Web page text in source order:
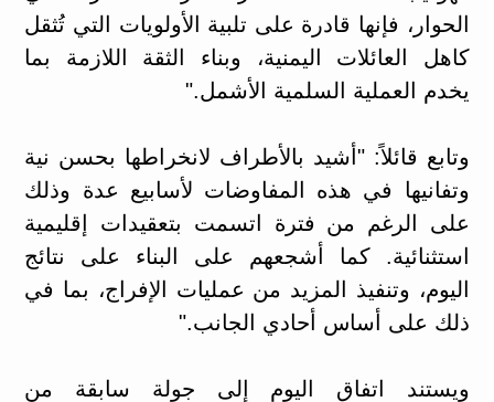
الحوار، فإنها قادرة على تلبية الأولويات التي تُثقل
كاهل العائلات اليمنية، وبناء الثقة اللازمة بما
يخدم العملية السلمية الأشمل."
وتابع قائلاً: "أشيد بالأطراف لانخراطها بحسن نية
وتفانيها في هذه المفاوضات لأسابيع عدة وذلك
على الرغم من فترة اتسمت بتعقيدات إقليمية
استثنائية. كما أشجعهم على البناء على نتائج
اليوم، وتنفيذ المزيد من عمليات الإفراج، بما في
ذلك على أساس أحادي الجانب."
ويستند اتفاق اليوم إلى جولة سابقة من